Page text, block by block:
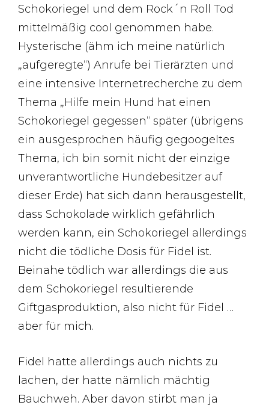
Schokoriegel und dem Rock´n Roll Tod
mittelmäßig cool genommen habe.
Hysterische (ähm ich meine natürlich
„aufgeregte“) Anrufe bei Tierärzten und
eine intensive Internetrecherche zu dem
Thema „Hilfe mein Hund hat einen
Schokoriegel gegessen“ später (übrigens
ein ausgesprochen häufig gegoogeltes
Thema, ich bin somit nicht der einzige
unverantwortliche Hundebesitzer auf
dieser Erde) hat sich dann herausgestellt,
dass Schokolade wirklich gefährlich
werden kann, ein Schokoriegel allerdings
nicht die tödliche Dosis für Fidel ist.
Beinahe tödlich war allerdings die aus
dem Schokoriegel resultierende
Giftgasproduktion, also nicht für Fidel …
aber für mich.
Fidel hatte allerdings auch nichts zu
lachen, der hatte nämlich mächtig
Bauchweh. Aber davon stirbt man ja